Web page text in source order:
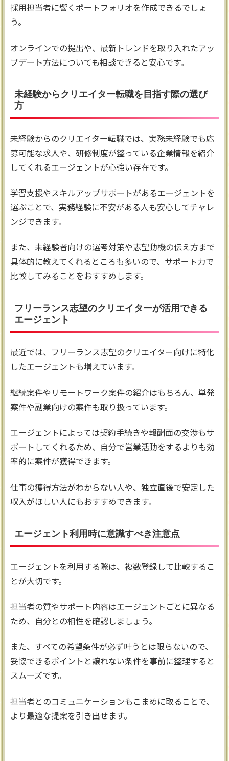
採用担当者に響くポートフォリオを作成できるでしょ
う。
オンラインでの提出や、最新トレンドを取り入れたアッ
プデート方法についても相談できると安心です。
未経験からクリエイター転職を目指す際の選び
方
未経験からのクリエイター転職では、実務未経験でも応
募可能な求人や、研修制度が整っている企業情報を紹介
してくれるエージェントが心強い存在です。
学習支援やスキルアップサポートがあるエージェントを
選ぶことで、実務経験に不安がある人も安心してチャレ
ンジできます。
また、未経験者向けの選考対策や志望動機の伝え方まで
具体的に教えてくれるところも多いので、サポート力で
比較してみることをおすすめします。
フリーランス志望のクリエイターが活用できる
エージェント
最近では、フリーランス志望のクリエイター向けに特化
したエージェントも増えています。
継続案件やリモートワーク案件の紹介はもちろん、単発
案件や副業向けの案件も取り扱っています。
エージェントによっては契約手続きや報酬面の交渉もサ
ポートしてくれるため、自分で営業活動をするよりも効
率的に案件が獲得できます。
仕事の獲得方法がわからない人や、独立直後で安定した
収入がほしい人にもおすすめできます。
エージェント利用時に意識すべき注意点
エージェントを利用する際は、複数登録して比較するこ
とが大切です。
担当者の質やサポート内容はエージェントごとに異なる
ため、自分との相性を確認しましょう。
また、すべての希望条件が必ず叶うとは限らないので、
妥協できるポイントと譲れない条件を事前に整理すると
スムーズです。
担当者とのコミュニケーションもこまめに取ることで、
より最適な提案を引き出せます。